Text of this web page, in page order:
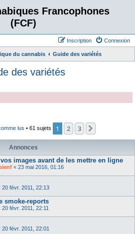
Francophones
(FCF)
Connexion
Inscription
du cannabis Guide des variétés
des variétés
lus • 61 sujets 1 2 3
Annonces
vos images avant de les mettre en ligne
« 23 mai 2016, 01:16
20 févr. 2011, 22:13
smoke-reports
20 févr. 2011, 22:11
20 févr. 2011, 22:01